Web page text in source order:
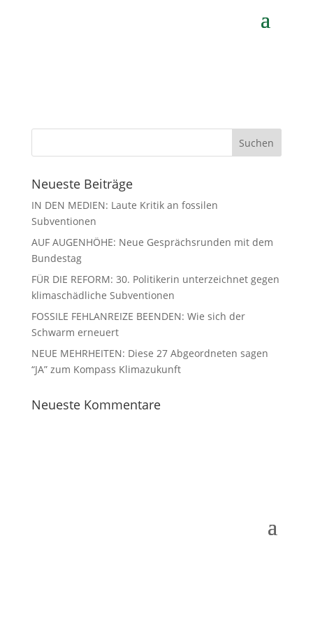
Neueste Beiträge
IN DEN MEDIEN: Laute Kritik an fossilen
Subventionen
AUF AUGENHÖHE: Neue Gesprächsrunden mit dem
Bundestag
FÜR DIE REFORM: 30. Politikerin unterzeichnet gegen
klimaschädliche Subventionen
FOSSILE FEHLANREIZE BEENDEN: Wie sich der
Schwarm erneuert
NEUE MEHRHEITEN: Diese 27 Abgeordneten sagen
“JA” zum Kompass Klimazukunft
Neueste Kommentare